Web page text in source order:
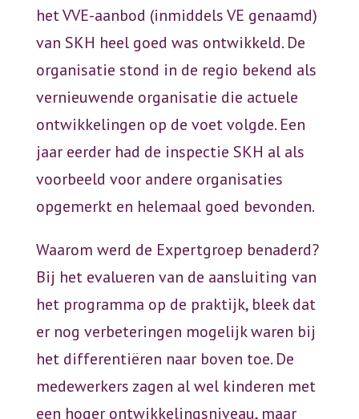
het VVE-aanbod (inmiddels VE genaamd)
van SKH heel goed was ontwikkeld. De
organisatie stond in de regio bekend als
vernieuwende organisatie die actuele
ontwikkelingen op de voet volgde. Een
jaar eerder had de inspectie SKH al als
voorbeeld voor andere organisaties
opgemerkt en helemaal goed bevonden.
Waarom werd de Expertgroep benaderd?
Bij het evalueren van de aansluiting van
het programma op de praktijk, bleek dat
er nog verbeteringen mogelijk waren bij
het differentiëren naar boven toe. De
medewerkers zagen al wel kinderen met
een hoger ontwikkelingsniveau, maar